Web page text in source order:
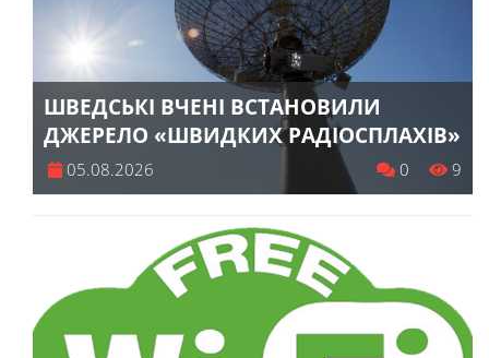
ШВЕДСЬКІ ВЧЕНІ ВСТАНОВИЛИ
ДЖЕРЕЛО «ШВИДКИХ РАДІОСПЛАХІВ»
05.08.2026 9
0